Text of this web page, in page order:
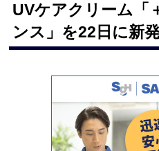
UVケアクリーム「
ンス」を22日に新